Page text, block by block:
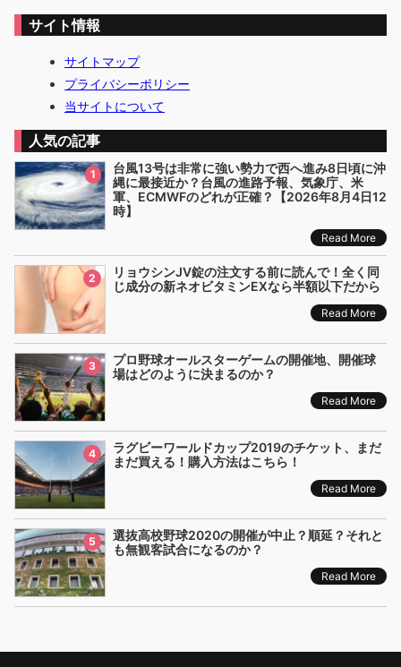
サイト情報
サイトマップ
プライバシーポリシー
当サイトについて
人気の記事
1
台風13号は非常に強い勢力で西へ進み8日頃に沖
縄に最接近か？台風の進路予報、気象庁、米
軍、ECMWFのどれが正確？【2026年8月4日12
時】
Read More
2
リョウシンJV錠の注文する前に読んで！全く同
じ成分の新ネオビタミンEXなら半額以下だから
Read More
3
プロ野球オールスターゲームの開催地、開催球
場はどのように決まるのか？
Read More
4
ラグビーワールドカップ2019のチケット、まだ
まだ買える！購入方法はこちら！
Read More
5
選抜高校野球2020の開催が中止？順延？それと
も無観客試合になるのか？
Read More